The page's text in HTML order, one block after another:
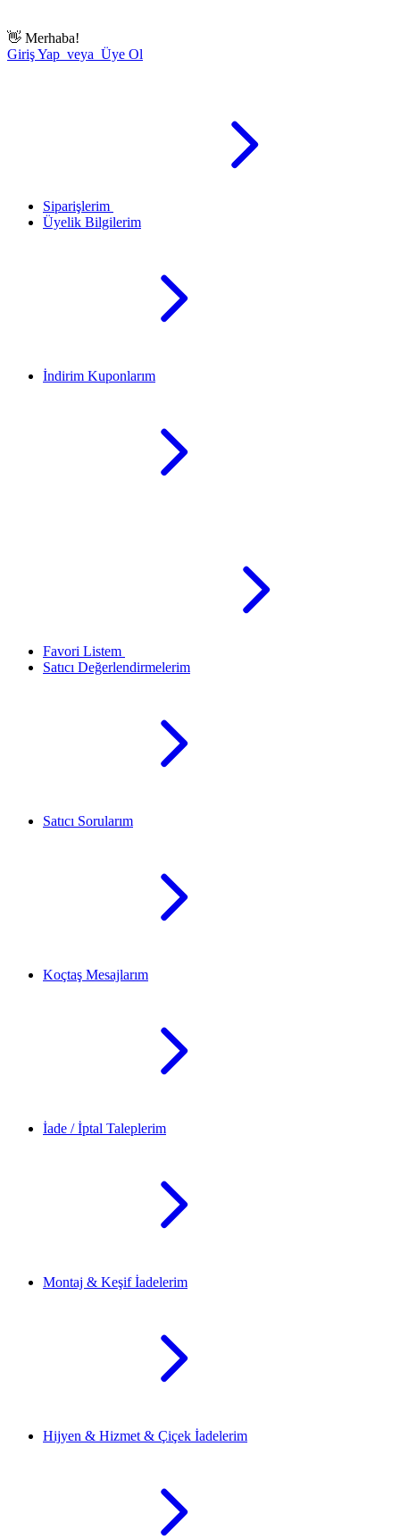
👋 Merhaba!
Giriş Yap veya Üye Ol
Siparişlerim
Üyelik Bilgilerim
İndirim Kuponlarım
Favori Listem
Satıcı Değerlendirmelerim
Satıcı Sorularım
Koçtaş Mesajlarım
İade / İptal Taleplerim
Montaj & Keşif İadelerim
Hijyen & Hizmet & Çiçek İadelerim